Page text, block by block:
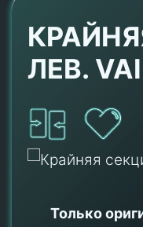
ЛЕВ.
Только